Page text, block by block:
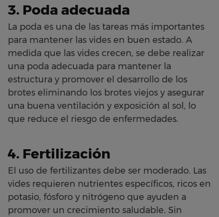
3. Poda adecuada
La poda es una de las tareas más importantes
para mantener las vides en buen estado. A
medida que las vides crecen, se debe realizar
una poda adecuada para mantener la
estructura y promover el desarrollo de los
brotes eliminando los brotes viejos y asegurar
una buena ventilación y exposición al sol, lo
que reduce el riesgo de enfermedades.
4. Fertilización
El uso de fertilizantes debe ser moderado. Las
vides requieren nutrientes específicos, ricos en
potasio, fósforo y nitrógeno que ayuden a
promover un crecimiento saludable. Sin